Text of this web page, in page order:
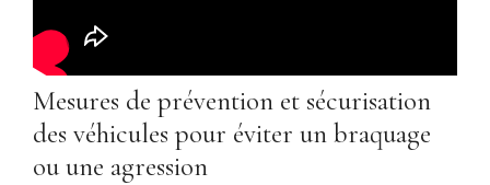
Mesures de prévention et sécurisation
des véhicules pour éviter un braquage
ou une agression